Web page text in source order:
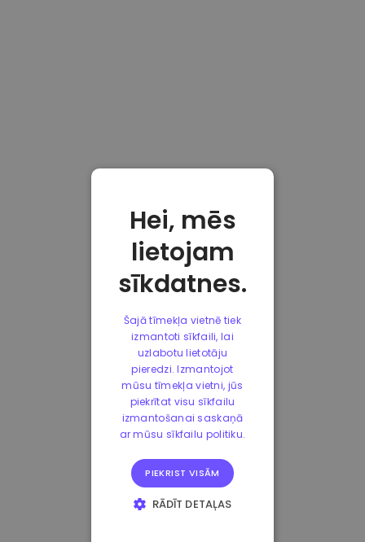
Hei, mēs
lietojam
sīkdatnes.
Šajā tīmekļa vietnē tiek
izmantoti sīkfaili, lai
uzlabotu lietotāju
pieredzi. Izmantojot
mūsu tīmekļa vietni, jūs
piekrītat visu sīkfailu
izmantošanai saskaņā
ar mūsu sīkfailu politiku.
PIEKRIST VISĀM
RĀDĪT DETAĻAS